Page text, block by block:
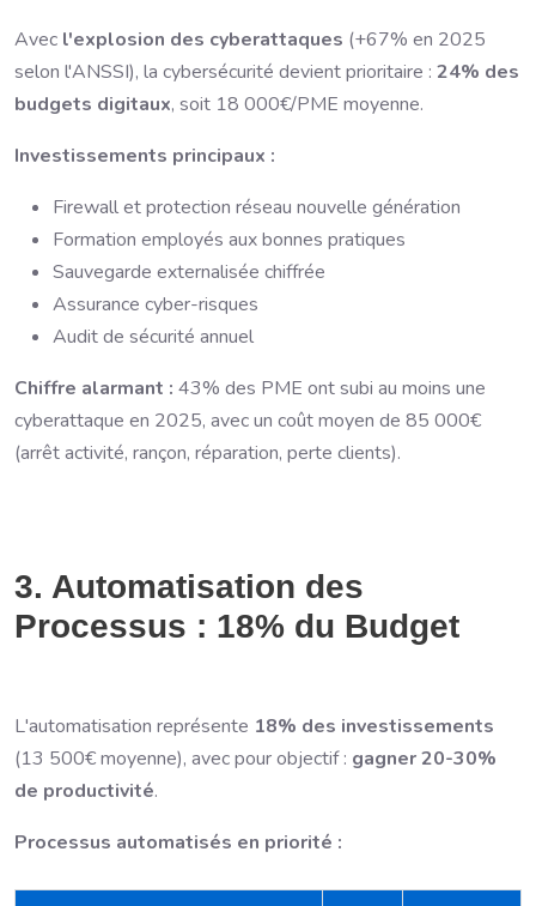
Avec l'explosion des cyberattaques (+67% en 2025
selon l'ANSSI), la cybersécurité devient prioritaire : 24% des
budgets digitaux, soit 18 000€/PME moyenne.
Investissements principaux :
Firewall et protection réseau nouvelle génération
Formation employés aux bonnes pratiques
Sauvegarde externalisée chiffrée
Assurance cyber-risques
Audit de sécurité annuel
Chiffre alarmant : 43% des PME ont subi au moins une
cyberattaque en 2025, avec un coût moyen de 85 000€
(arrêt activité, rançon, réparation, perte clients).
3. Automatisation des
Processus : 18% du Budget
L'automatisation représente 18% des investissements
(13 500€ moyenne), avec pour objectif : gagner 20-30%
de productivité.
Processus automatisés en priorité :